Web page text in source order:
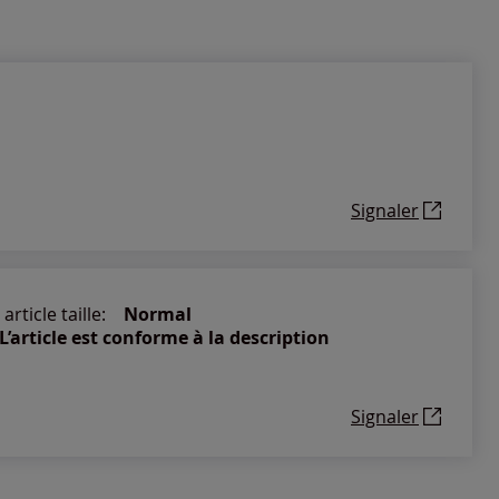
Signaler
article taille:
Normal
est conforme à la description
Signaler